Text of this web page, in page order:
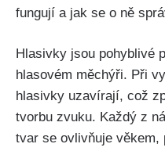
fungují a ⁣jak se o ně⁤
Hlasivky⁤ jsou⁢ pohyblivé
hlasovém měchýři. Při
hlasivky uzavírají, což
tvorbu zvuku. Každý z
tvar‍ se ovlivňuje věkem,